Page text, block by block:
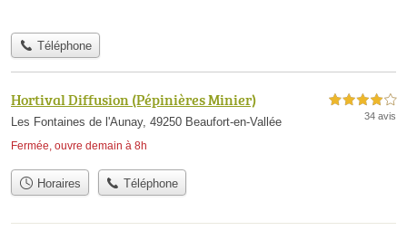
Téléphone
Hortival Diffusion (Pépinières Minier)
Les Fontaines de l'Aunay, 49250 Beaufort-en-Vallée
Fermée, ouvre demain à 8h
4,0 étoiles sur 5
34 avis
Horaires Téléphone